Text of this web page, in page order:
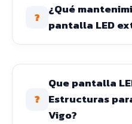
?
¿Qué
pantalla LED
?
Que pantalla
Estructuras
Vigo?